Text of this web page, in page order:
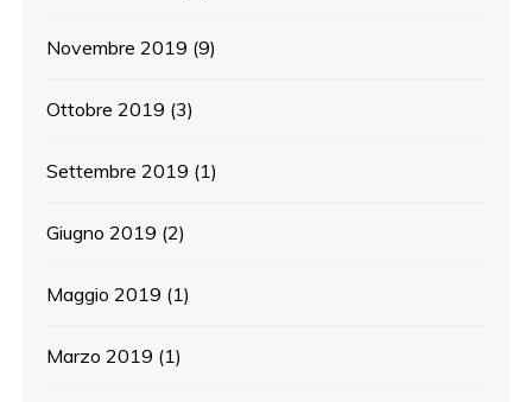
Novembre 2019 (9)
Ottobre 2019 (3)
Settembre 2019 (1)
Giugno 2019 (2)
Maggio 2019 (1)
Marzo 2019 (1)